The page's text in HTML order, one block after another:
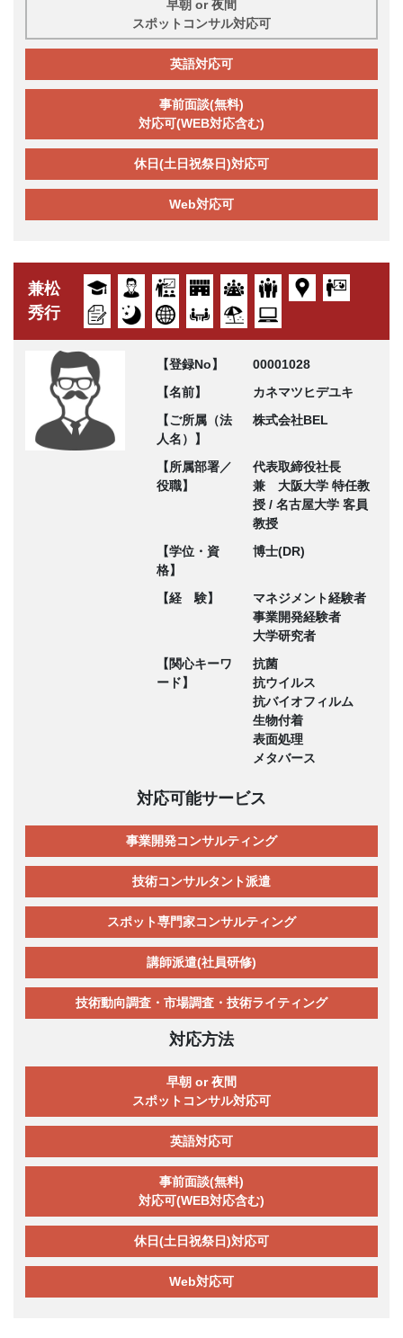
早朝 or 夜間
スポットコンサル対応可
英語対応可
事前面談(無料)
対応可(WEB対応含む)
休日(土日祝祭日)対応可
Web対応可
兼松
秀行
【登録No】
00001028
【名前】
カネマツヒデユキ
【ご所属（法
人名）】
株式会社BEL
【所属部署／
役職】
代表取締役社長
兼 大阪大学 特任教
授 / 名古屋大学 客員
教授
【学位・資
格】
博士(DR)
【経 験】
マネジメント経験者
事業開発経験者
大学研究者
【関心キーワ
ード】
抗菌
抗ウイルス
抗バイオフィルム
生物付着
表面処理
メタバース
対応可能サービス
事業開発コンサルティング
技術コンサルタント派遣
スポット専門家コンサルティング
講師派遣(社員研修)
技術動向調査・市場調査・技術ライティング
対応方法
早朝 or 夜間
スポットコンサル対応可
英語対応可
事前面談(無料)
対応可(WEB対応含む)
休日(土日祝祭日)対応可
Web対応可